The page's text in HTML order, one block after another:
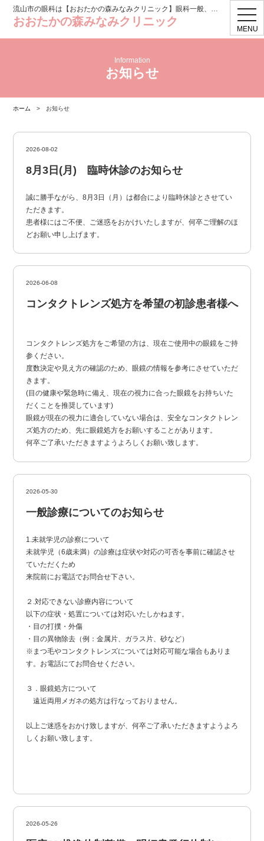
MENU
流山市の眼科は【おおたかの森みなみクリニック】眼科一般、コンタクト処方
おおたかの森みなみクリニック
Information
お知らせ
ホーム > お知らせ
2026-08-02
8月3日(月) 臨時休診のお知らせ
誠に勝手ながら、8月3日（月）は都合により臨時休診とさせてい
ただきます。
患者様にはご不便、ご迷惑をおかけいたしますが、何卒ご理解のほ
どお願い申し上げます。
2026-06-08
コンタクトレンズ処方を希望の初診患者様へ
コンタクトレンズ処方をご希望の方は、現在ご使用中の眼鏡をご持
参ください。
度数決定や見え方の確認のため、眼鏡の情報を参考にさせていただ
きます。
(目の健康や緊急時に備え、現在の視力に合った眼鏡をお持ちいた
だくことを推奨しています)
眼鏡が現在の視力に適合していない場合は、安全なコンタクトレン
ズ処方のため、先に眼鏡処方をお願いすることがあります。
何卒ご了承いただきますようよろしくお願い致します。
2026-05-30
一般診療についてのお知らせ
1.未就学児の診察について
未就学児（6歳未満）の診療は症状や対応の可否を事前に確認させ
ていただくため
来院前にお電話でお問合せ下さい。
２.対応できない診療内容について
以下の症状・処置については対応いたしかねます。
・目の打撲・外傷
・目の異物除去（例：金属片、ガラス片、砂など）
※まつ毛やコンタクトレンズについては対応可能な場合もありま
す。お電話にてお問合せください。
３．眼鏡処方について
遠近両用メガネの処方は行なっておりません。
以上ご迷惑をおかけ致しますが、何卒ご了承いただきますようよろ
しくお願い致します。
2026-05-26